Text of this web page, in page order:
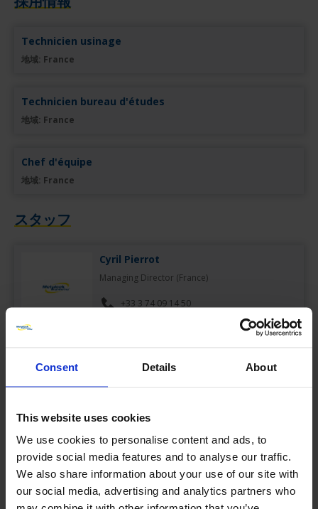
Consent Details About
This website uses cookies
We use cookies to personalise content and ads, to
provide social media features and to analyse our traffic.
We also share information about your use of our site with
our social media, advertising and analytics partners who
Technicien usinage
地域: France
Technicien bureau d'études
地域: France
Chef d'équipe
地域: France
スタッフ
Cyril Pierrot
Managing Director (France)
+33 3 74 09 14 50
cyril.pierrot@metalock-engineering.fr
Julien Deméaulte
Chef de département Usinage sur site
+33 6 08 11 94 86
julien.demeaulte@metalock-engineering.fr
Nicolas Smagghe
Responsable Commercial France et Benelux